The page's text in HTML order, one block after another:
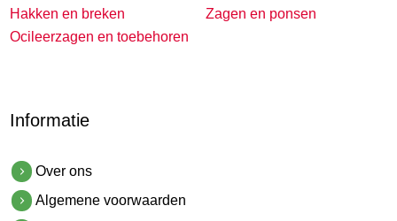
Hakken en breken
Ocileerzagen en toebehoren
Zagen en ponsen
Informatie
Over ons
Algemene voorwaarden